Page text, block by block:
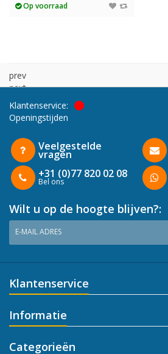
Op voorraad
prev
next
Klantenservice:
Openingstijden
Veelgestelde
vragen
+31 (0)77 820 02 08
Bel ons
Wilt u op de hoogte blijven?:
E-MAIL ADRES
Klantenservice
Informatie
Categorieën